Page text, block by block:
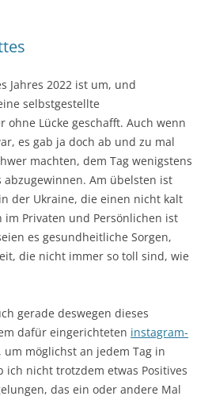
Jahres 2022 ist um, und
selbstgestellte
ohne Lücke geschafft. Auch wenn
es gab ja doch ab und zu mal
machten, dem Tag wenigstens
Am übelsten ist
der Ukraine, die einen nicht kalt
im Privaten und Persönlichen ist
es gesundheitliche Sorgen,
die nicht immer so toll sind, wie
gerade deswegen dieses
dafür eingerichteten instagram-
um möglichst an jedem Tag in
ich nicht trotzdem etwas Positives
das ein oder andere Mal